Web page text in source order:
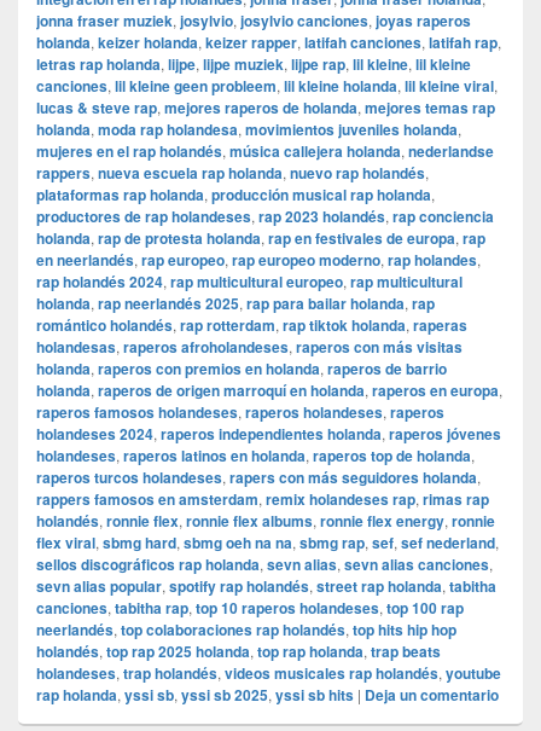
jonna fraser muziek, josylvio, josylvio canciones, joyas raperos
holanda, keizer holanda, keizer rapper, latifah canciones, latifah rap,
letras rap holanda, lijpe, lijpe muziek, lijpe rap, lil kleine, lil kleine
canciones, lil kleine geen probleem, lil kleine holanda, lil kleine viral,
lucas & steve rap, mejores raperos de holanda, mejores temas rap
holanda, moda rap holandesa, movimientos juveniles holanda,
mujeres en el rap holandés, música callejera holanda, nederlandse
rappers, nueva escuela rap holanda, nuevo rap holandés,
plataformas rap holanda, producción musical rap holanda,
productores de rap holandeses, rap 2023 holandés, rap conciencia
holanda, rap de protesta holanda, rap en festivales de europa, rap
en neerlandés, rap europeo, rap europeo moderno, rap holandes,
rap holandés 2024, rap multicultural europeo, rap multicultural
holanda, rap neerlandés 2025, rap para bailar holanda, rap
romántico holandés, rap rotterdam, rap tiktok holanda, raperas
holandesas, raperos afroholandeses, raperos con más visitas
holanda, raperos con premios en holanda, raperos de barrio
holanda, raperos de origen marroquí en holanda, raperos en europa,
raperos famosos holandeses, raperos holandeses, raperos
holandeses 2024, raperos independientes holanda, raperos jóvenes
holandeses, raperos latinos en holanda, raperos top de holanda,
raperos turcos holandeses, rapers con más seguidores holanda,
rappers famosos en amsterdam, remix holandeses rap, rimas rap
holandés, ronnie flex, ronnie flex albums, ronnie flex energy, ronnie
flex viral, sbmg hard, sbmg oeh na na, sbmg rap, sef, sef nederland,
sellos discográficos rap holanda, sevn alias, sevn alias canciones,
sevn alias popular, spotify rap holandés, street rap holanda, tabitha
canciones, tabitha rap, top 10 raperos holandeses, top 100 rap
neerlandés, top colaboraciones rap holandés, top hits hip hop
holandés, top rap 2025 holanda, top rap holanda, trap beats
holandeses, trap holandés, videos musicales rap holandés, youtube
rap holanda, yssi sb, yssi sb 2025, yssi sb hits | Deja un comentario